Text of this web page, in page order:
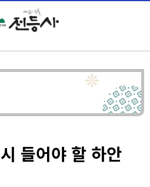
들어야 할 하안